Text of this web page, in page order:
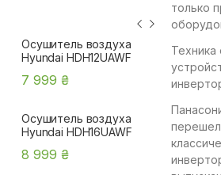
Осушитель воздуха
Hyundai HDH12UAWF
7 999 ₴
Осушитель воздуха
Hyundai HDH16UAWF
8 999 ₴
только